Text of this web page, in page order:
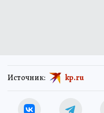
Источник: kp.ru